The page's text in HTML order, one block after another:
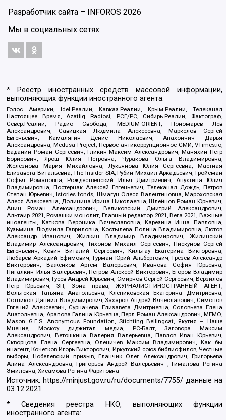
Разработчик сайта – INFOROS 2026
Мы в социальных сетях:
* Реестр иностранных средств массовой информации,
выполняющих функции иностранного агента:
Голос Америки, Idel.Реалии, Кавказ.Реалии, Крым.Реалии, Телеканал
Настоящее Время, Azatliq Radiosi, PCE/PC, Сибирь.Реалии, Фактограф,
Север.Реалии, Радио Свобода, MEDIUM-ORIENT, Пономарев Лев
Александрович, Савицкая Людмила Алексеевна, Маркелов Сергей
Евгеньевич, Камалягин Денис Николаевич, Апахончич Дарья
Александровна, Medusa Project, Первое антикоррупционное СМИ, VTimes.io,
Баданин Роман Сергеевич, Гликин Максим Александрович, Маняхин Петр
Борисович, Ярош Юлия Петровна, Чуракова Ольга Владимировна,
Железнова Мария Михайловна, Лукьянова Юлия Сергеевна, Маетная
Елизавета Витальевна, The Insider SIA, Рубин Михаил Аркадьевич, Гройсман
Софья Романовна, Рождественский Илья Дмитриевич, Апухтина Юлия
Владимировна, Постернак Алексей Евгеньевич, Телеканал Дождь, Петров
Степан Юрьевич, Istories fonds, Шмагун Олеся Валентиновна, Мароховская
Алеся Алексеевна, Долинина Ирина Николаевна, Шлейнов Роман Юрьевич,
Анин Роман Александрович, Великовский Дмитрий Александрович,
Альтаир 2021, Ромашки монолит, Главный редактор 2021, Вега 2021, Важные
иноагенты, Каткова Вероника Вячеславовна, Карезина Инна Павловна,
Кузьмина Людмила Гавриловна, Костылева Полина Владимировна, Лютов
Александр Иванович, Жилкин Владимир Владимирович, Жилинский
Владимир Александрович, Тихонов Михаил Сергеевич, Пискунов Сергей
Евгеньевич, Ковин Виталий Сергеевич, Кильтау Екатерина Викторовна,
Любарев Аркадий Ефимович, Гурман Юрий Альбертович, Грезев Александр
Викторович, Важенков Артем Валерьевич, Иванова София Юрьевна,
Пигалкин Илья Валерьевич, Петров Алексей Викторович, Егоров Владимир
Владимирович, Гусев Андрей Юрьевич, Смирнов Сергей Сергеевич, Верзилов
Петр Юрьевич, ЗП, Зона права, ЖУРНАЛИСТ-ИНОСТРАННЫЙ АГЕНТ,
Вольтская Татьяна Анатольевна, Клепиковская Екатерина Дмитриевна,
Сотников Даниил Владимирович, Захаров Андрей Вячеславович, Симонов
Евгений Алексеевич, Сурначева Елизавета Дмитриевна, Соловьева Елена
Анатольевна, Арапова Галина Юрьевна, Перл Роман Александрович, МЕМО,
Mason G.E.S. Anonymous Foundation, Stichting Bellingcat, Якутия – Наше
Мнение, Москоу диджитал медиа, РС-Балт, Заговора Максим
Александрович, Ветошкина Валерия Валерьевна, Павлов Иван Юрьевич,
Скворцова Елена Сергеевна, Оленичев Максим Владимирович, Как бы
инагент, Кочетков Игорь Викторович, Иркутский союз библиофилов, Честные
выборы, Нобелевский призыв, Еланчик Олег Александрович, Григорьева
Алина Александровна, Григорьев Андрей Валерьевич , Гималова Регина
Эмилевна, Хисамова Регина Фаритовна
Источник: https://minjust.gov.ru/ru/documents/7755/ данные на
03.12.2021
* Сведения реестра НКО, выполняющих функции
иностранного агента: